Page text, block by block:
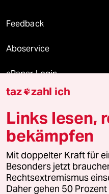
Feedback
Aboservice
ePaper Login
Downloads für
© 2026 taz Verlags und
Alle Rechte vorbehalten. Bei
wenden Sie sich bitte an
taz zahl ich
Links lesen,
bekämpfen
Mit doppelter Kraft für
Besonders jetzt
Rechtsextremismus
Daher gehen 50